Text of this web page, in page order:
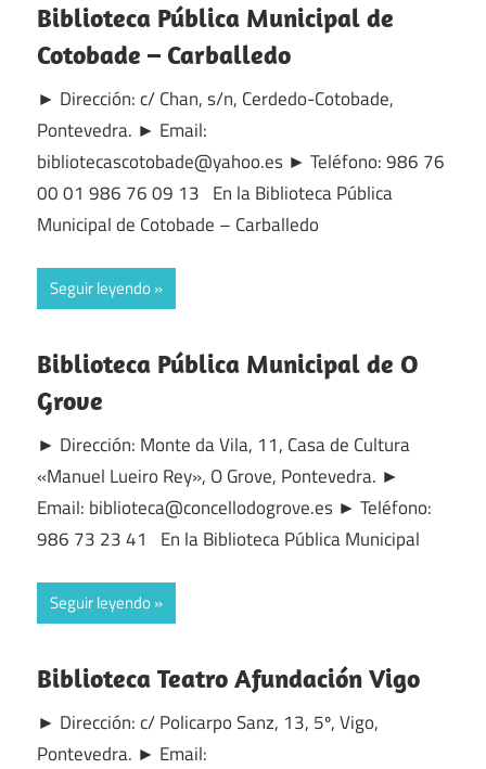
Biblioteca Pública Municipal de
Cotobade – Carballedo
► Dirección: c/ Chan, s/n, Cerdedo-Cotobade,
Pontevedra. ► Email:
bibliotecascotobade@yahoo.es ► Teléfono: 986 76
00 01 986 76 09 13 En la Biblioteca Pública
Municipal de Cotobade – Carballedo
Seguir leyendo
Biblioteca Pública Municipal de O
Grove
► Dirección: Monte da Vila, 11, Casa de Cultura
«Manuel Lueiro Rey», O Grove, Pontevedra. ►
Email: biblioteca@concellodogrove.es ► Teléfono:
986 73 23 41 En la Biblioteca Pública Municipal
Seguir leyendo
Biblioteca Teatro Afundación Vigo
► Dirección: c/ Policarpo Sanz, 13, 5º, Vigo,
Pontevedra. ► Email: